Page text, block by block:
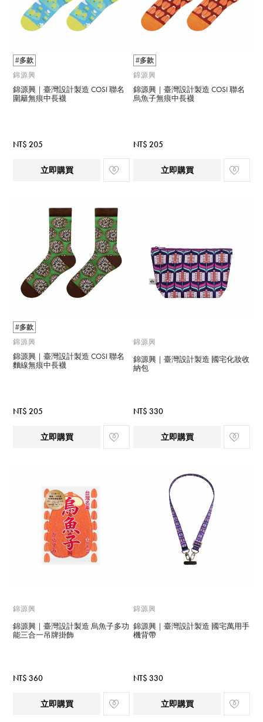
#多款
錦源興
錦源興｜臺灣設計製造 COSI 聯名
圍籬無痕中長襪
NT$ 205
立即購買
#多款
錦源興
錦源興｜臺灣設計製造 COSI 聯名
烏魚子無痕中長襪
NT$ 205
立即購買
#多款
錦源興
錦源興｜臺灣設計製造 COSI 聯名
麵線無痕中長襪
NT$ 205
立即購買
錦源興
錦源興｜臺灣設計製造 國宅化妝收
納包
NT$ 330
立即購買
錦源興
錦源興｜臺灣設計製造 烏魚子多功
能三合一吊牌掛飾
NT$ 360
立即購買
錦源興
錦源興｜臺灣設計製造 國宅萬用手
機背帶
NT$ 330
立即購買